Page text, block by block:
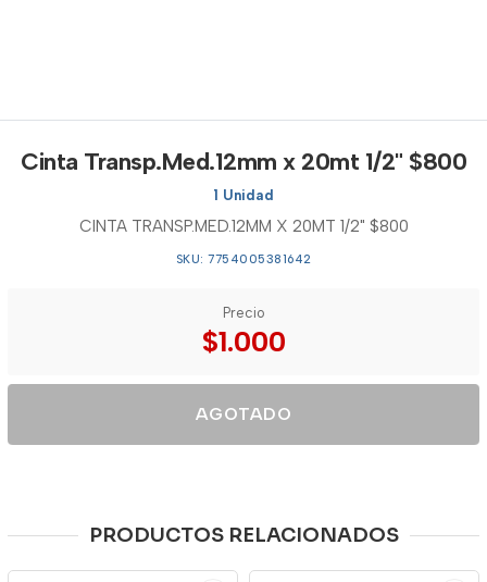
Cinta Transp.Med.12mm x 20mt 1/2" $800
1 Unidad
CINTA TRANSP.MED.12MM X 20MT 1/2" $800
SKU: 7754005381642
Precio
$1.000
AGOTADO
PRODUCTOS RELACIONADOS